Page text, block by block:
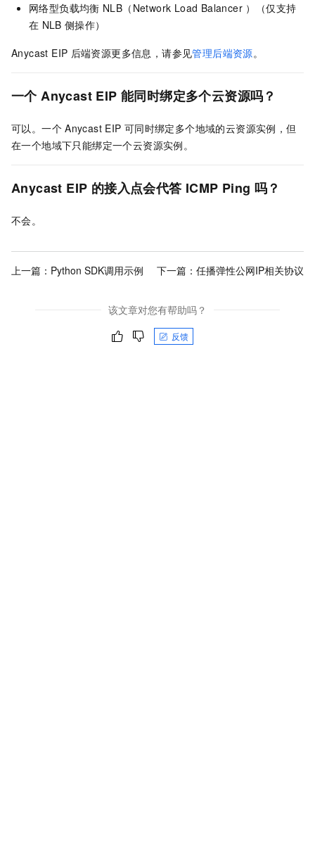
网络型负载均衡 NLB（Network Load Balancer ）（仅支持
在 NLB 侧操作）
Anycast EIP 后端资源更多信息，请参见管理后端资源。
一个 Anycast EIP 能同时绑定多个云资源吗？
可以。一个 Anycast EIP 可同时绑定多个地域的云资源实例，但
在一个地域下只能绑定一个云资源实例。
Anycast EIP 的接入点会代答 ICMP Ping 吗？
不会。
上一篇： Python SDK调用示例 下一篇： 任播弹性公网IP相关协议
该文章对您有帮助吗？
反馈